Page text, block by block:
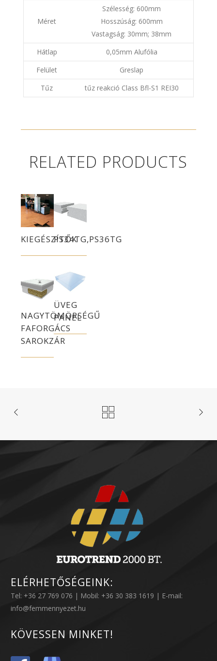
Méret
Szélesség: 600mm
Hosszúság: 600mm
Vastagság: 30mm; 38mm
Hátlap
0,05mm Alufólia
Felület
Greslap
Tűz
tűz reakció Class Bfl-S1 REI30
RELATED PRODUCTS
KIEGÉSZÍTŐKPS34TG,PS36TG
NAGYTÖMÖRSÉGŰ
FAFORGÁCS
SAROKZÁR
ÜVEG
PANEL
ELÉRHETŐSÉGEINK:
Tel: +36 27 769 076 | Mobil: +36 30 383 1619 | E-mail:
info@femmennyezet.hu
KÖVESSEN MINKET!